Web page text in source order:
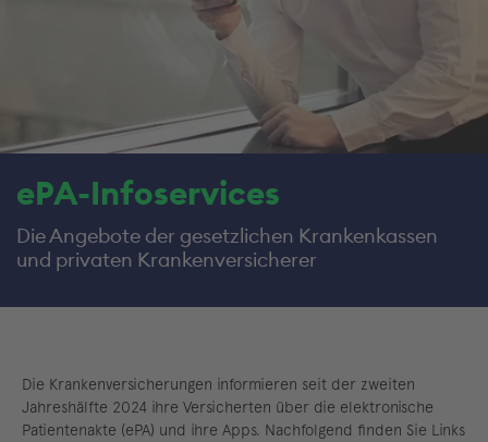
ePA-Infoservices
Die Angebote der gesetzlichen Krankenkassen
und privaten Krankenversicherer
Die Krankenversicherungen informieren seit der zweiten
Jahreshälfte 2024 ihre Versicherten über die elektronische
Patientenakte (ePA) und ihre Apps. Nachfolgend finden Sie Links